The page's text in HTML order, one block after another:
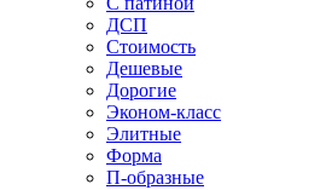
ДСП
Стоимость
Дешевые
Дорогие
Эконом-класс
Элитные
Форма
П-образные